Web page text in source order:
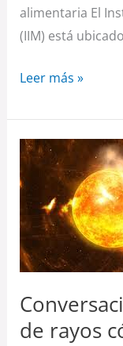
alimentaria El
(IIM) está
Leer más »
de rayos
Conversaciones
con
un
cazador
de
rayos